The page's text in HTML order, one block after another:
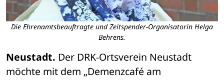
Die Ehrenamtsbeauftragte und Zeitspender-Organisatorin Helga
Behrens.
Neustadt. Der DRK-Ortsverein Neustadt
möchte mit dem „Demenzcafé am